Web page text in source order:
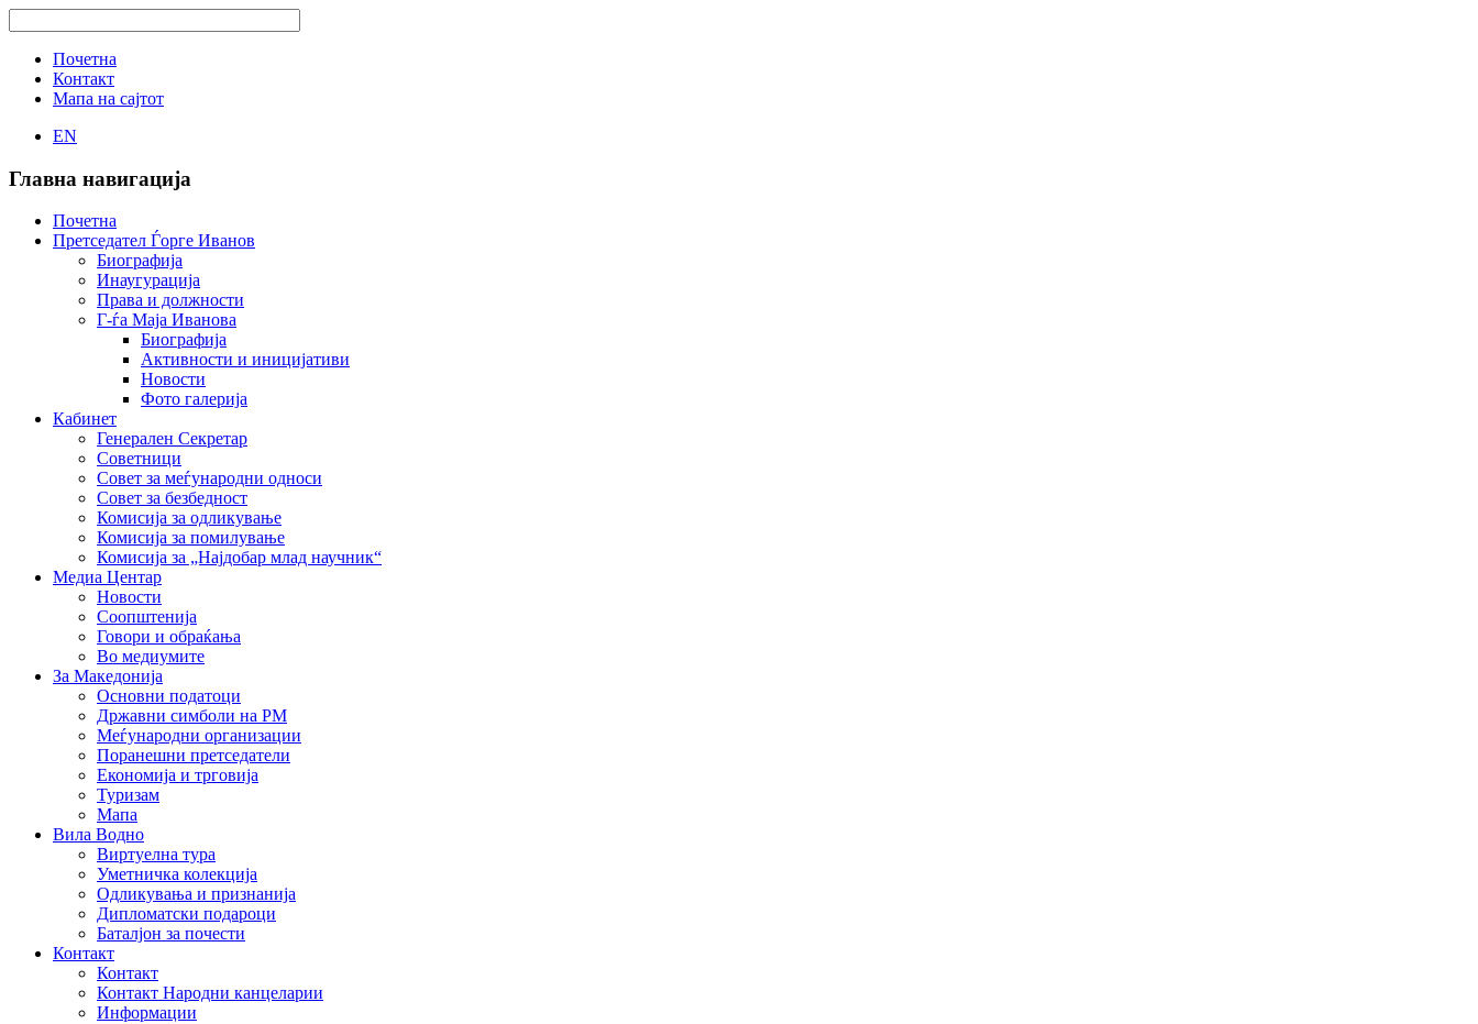
Почетна
Контакт
Мапа на сајтот
EN
Главна навигација
Почетна
Претседател Ѓорге Иванов
Биографија
Инаугурација
Права и должности
Г-ѓа Маја Иванова
Биографија
Активности и иницијативи
Новости
Фото галерија
Кабинет
Генерален Секретар
Советници
Совет за меѓународни односи
Совет за безбедност
Комисија за одликување
Комисија за помилување
Комисија за „Најдобар млад научник“
Медиа Центар
Новости
Соопштенија
Говори и обраќања
Во медиумите
За Македонија
Основни податоци
Државни симболи на РМ
Меѓународни организации
Поранешни претседатели
Економија и трговија
Туризам
Мапа
Вила Водно
Виртуелна тура
Уметничка колекција
Одликувања и признанија
Дипломатски подароци
Баталјон за почести
Контакт
Контакт
Контакт Народни канцеларии
Информации